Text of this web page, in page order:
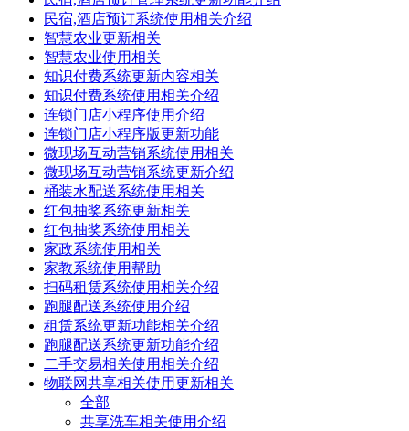
民宿,酒店预订系统使用相关介绍
智慧农业更新相关
智慧农业使用相关
知识付费系统更新内容相关
知识付费系统使用相关介绍
连锁门店小程序使用介绍
连锁门店小程序版更新功能
微现场互动营销系统使用相关
微现场互动营销系统更新介绍
桶装水配送系统使用相关
红包抽奖系统更新相关
红包抽奖系统使用相关
家政系统使用相关
家教系统使用帮助
扫码租赁系统使用相关介绍
跑腿配送系统使用介绍
租赁系统更新功能相关介绍
跑腿配送系统更新功能介绍
二手交易相关使用相关介绍
物联网共享相关使用更新相关
全部
共享洗车相关使用介绍